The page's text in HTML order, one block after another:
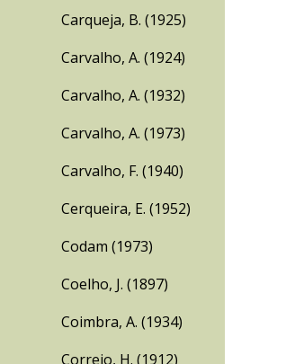
Carqueja, B. (1925)
Carvalho, A. (1924)
Carvalho, A. (1932)
Carvalho, A. (1973)
Carvalho, F. (1940)
Cerqueira, E. (1952)
Codam (1973)
Coelho, J. (1897)
Coimbra, A. (1934)
Correio, H. (1912)